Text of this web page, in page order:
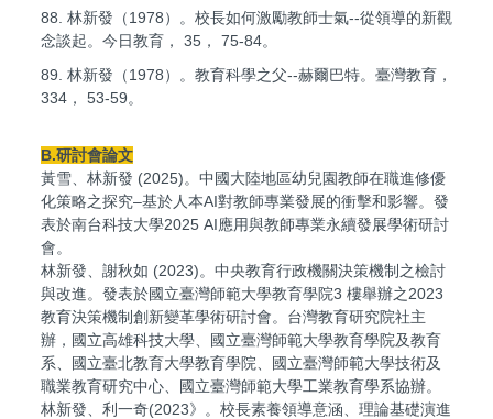
88. 林新發（1978）。校長如何激勵教師士氣--從領導的新觀
念談起。今日教育， 35， 75-84。
89. 林新發（1978）。教育科學之父--赫爾巴特。臺灣教育，
334， 53-59。
B.研討會論文
黃雪、林新發 (2025)。中國大陸地區幼兒園教師在職進修優
化策略之探究–基於人本AI對教師專業發展的衝擊和影響。發
表於南台科技大學2025 AI應用與教師專業永續發展學術研討
會。
林新發、謝秋如 (2023)。中央教育行政機關決策機制之檢討
與改進。發表於國立臺灣師範大學教育學院3 樓舉辦之2023
教育決策機制創新變革學術研討會。台灣教育研究院社主
辦，國立高雄科技大學、國立臺灣師範大學教育學院及教育
系、國立臺北教育大學教育學院、國立臺灣師範大學技術及
職業教育研究中心、國立臺灣師範大學工業教育學系協辦。
林新發、利一奇(2023》。校長素養領導意涵、理論基礎演進